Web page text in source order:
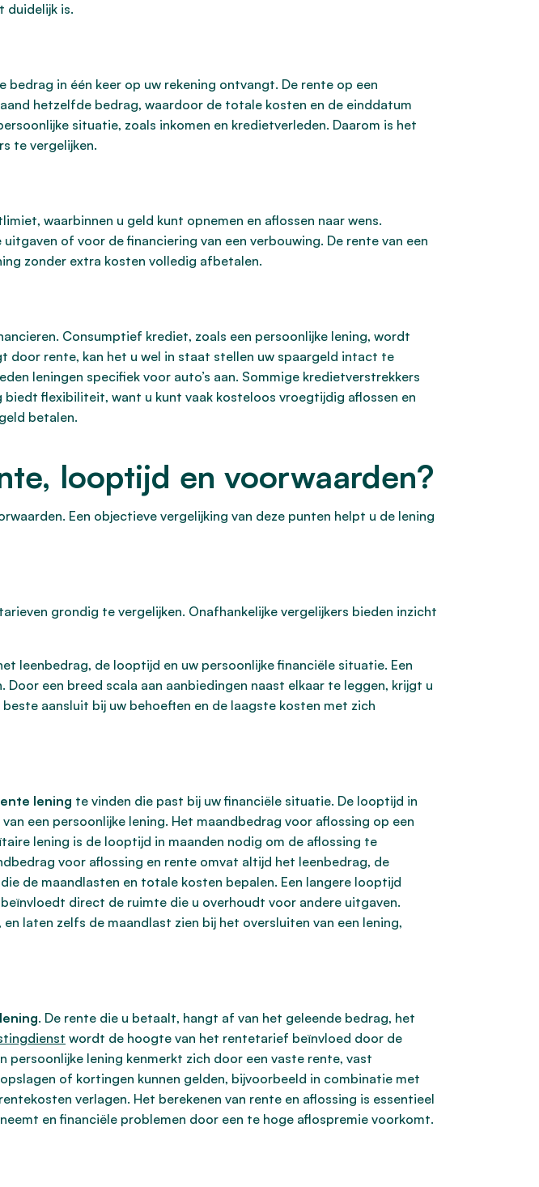
duidelijk is.
in één keer op uw rekening ontvangt. De rente op een
hetzelfde bedrag, waardoor de totale kosten en de einddatum
situatie, zoals inkomen en kredietverleden. Daarom is het
te vergelijken.
waarbinnen u geld kunt opnemen en aflossen naar wens.
of voor de financiering van een verbouwing. De rente van een
zonder extra kosten volledig afbetalen.
Consumptief krediet, zoals een persoonlijke lening, wordt
door rente, kan het u wel in staat stellen uw spaargeld intact te
leningen specifiek voor auto’s aan. Sommige kredietverstrekkers
flexibiliteit, want u kunt vaak kosteloos vroegtijdig aflossen en
betalen.
looptijd en voorwaarden?
Een objectieve vergelijking van deze punten helpt u de lening
grondig te vergelijken. Onafhankelijke vergelijkers bieden inzicht
leenbedrag, de looptijd en uw persoonlijke financiële situatie. Een
een breed scala aan aanbiedingen naast elkaar te leggen, krijgt u
aansluit bij uw behoeften en de laagste kosten met zich
lening te vinden die past bij uw financiële situatie. De looptijd in
een persoonlijke lening. Het maandbedrag voor aflossing op een
lening is de looptijd in maanden nodig om de aflossing te
voor aflossing en rente omvat altijd het leenbedrag, de
de maandlasten en totale kosten bepalen. Een langere looptijd
direct de ruimte die u overhoudt voor andere uitgaven.
laten zelfs de maandlast zien bij het oversluiten van een lening,
. De rente die u betaalt, hangt af van het geleende bedrag, het
wordt de hoogte van het rentetarief beïnvloed door de
lening kenmerkt zich door een vaste rente, vast
of kortingen kunnen gelden, bijvoorbeeld in combinatie met
verlagen. Het berekenen van rente en aflossing is essentieel
en financiële problemen door een te hoge aflospremie voorkomt.